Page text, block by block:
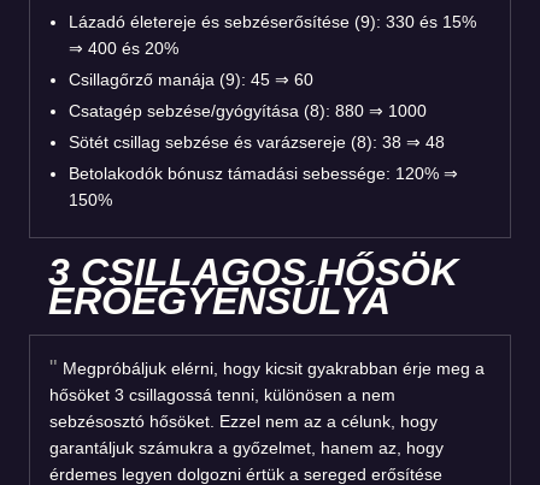
Lázadó életereje és sebzéserősítése (9): 330 és 15%
⇒ 400 és 20%
Csillagőrző manája (9): 45 ⇒ 60
Csatagép sebzése/gyógyítása (8): 880 ⇒ 1000
Sötét csillag sebzése és varázsereje (8): 38 ⇒ 48
Betolakodók bónusz támadási sebessége: 120% ⇒
150%
3 CSILLAGOS HŐSÖK
ERŐEGYENSÚLYA
Megpróbáljuk elérni, hogy kicsit gyakrabban érje meg a
hősöket 3 csillagossá tenni, különösen a nem
sebzésosztó hősöket. Ezzel nem az a célunk, hogy
garantáljuk számukra a győzelmet, hanem az, hogy
érdemes legyen dolgozni értük a sereged erősítése